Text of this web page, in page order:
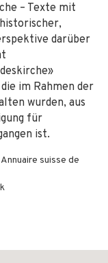
– Texte mit
darüber
im Rahmen der
wurden, aus
für
ist.
suisse de